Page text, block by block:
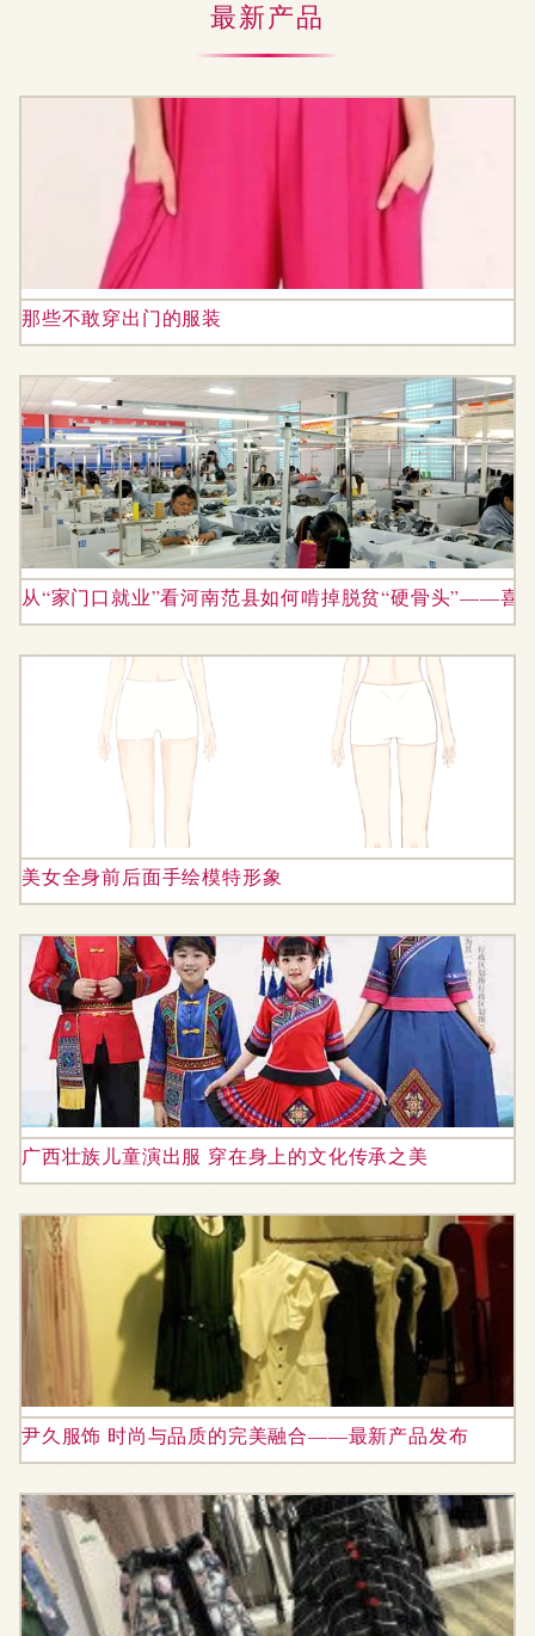
最新产品
那些不敢穿出门的服装
从“家门口就业”看河南范县如何啃掉脱贫“硬骨头”——喜
美女全身前后面手绘模特形象
广西壮族儿童演出服 穿在身上的文化传承之美
尹久服饰 时尚与品质的完美融合——最新产品发布